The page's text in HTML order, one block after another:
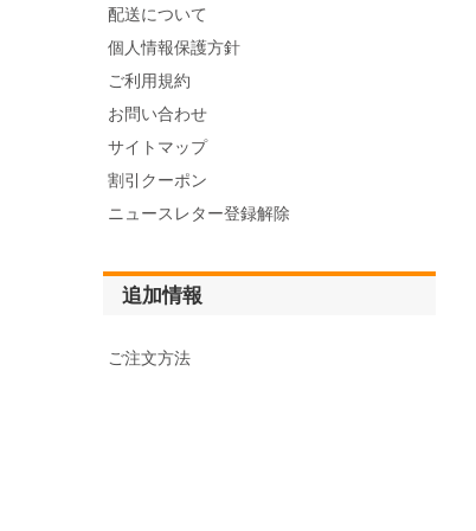
配送について
個人情報保護方針
ご利用規約
お問い合わせ
サイトマップ
割引クーポン
ニュースレター登録解除
追加情報
ご注文方法